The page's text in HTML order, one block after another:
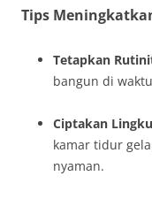
Tips
Tetapkan
bangun di
Ciptakan
kamar tidur
nyaman.